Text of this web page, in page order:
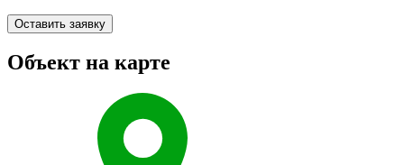
Оставить заявку
Объект на карте